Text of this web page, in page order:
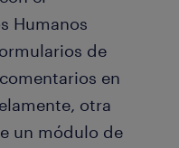
Humanos
de
en
otra
un módulo de